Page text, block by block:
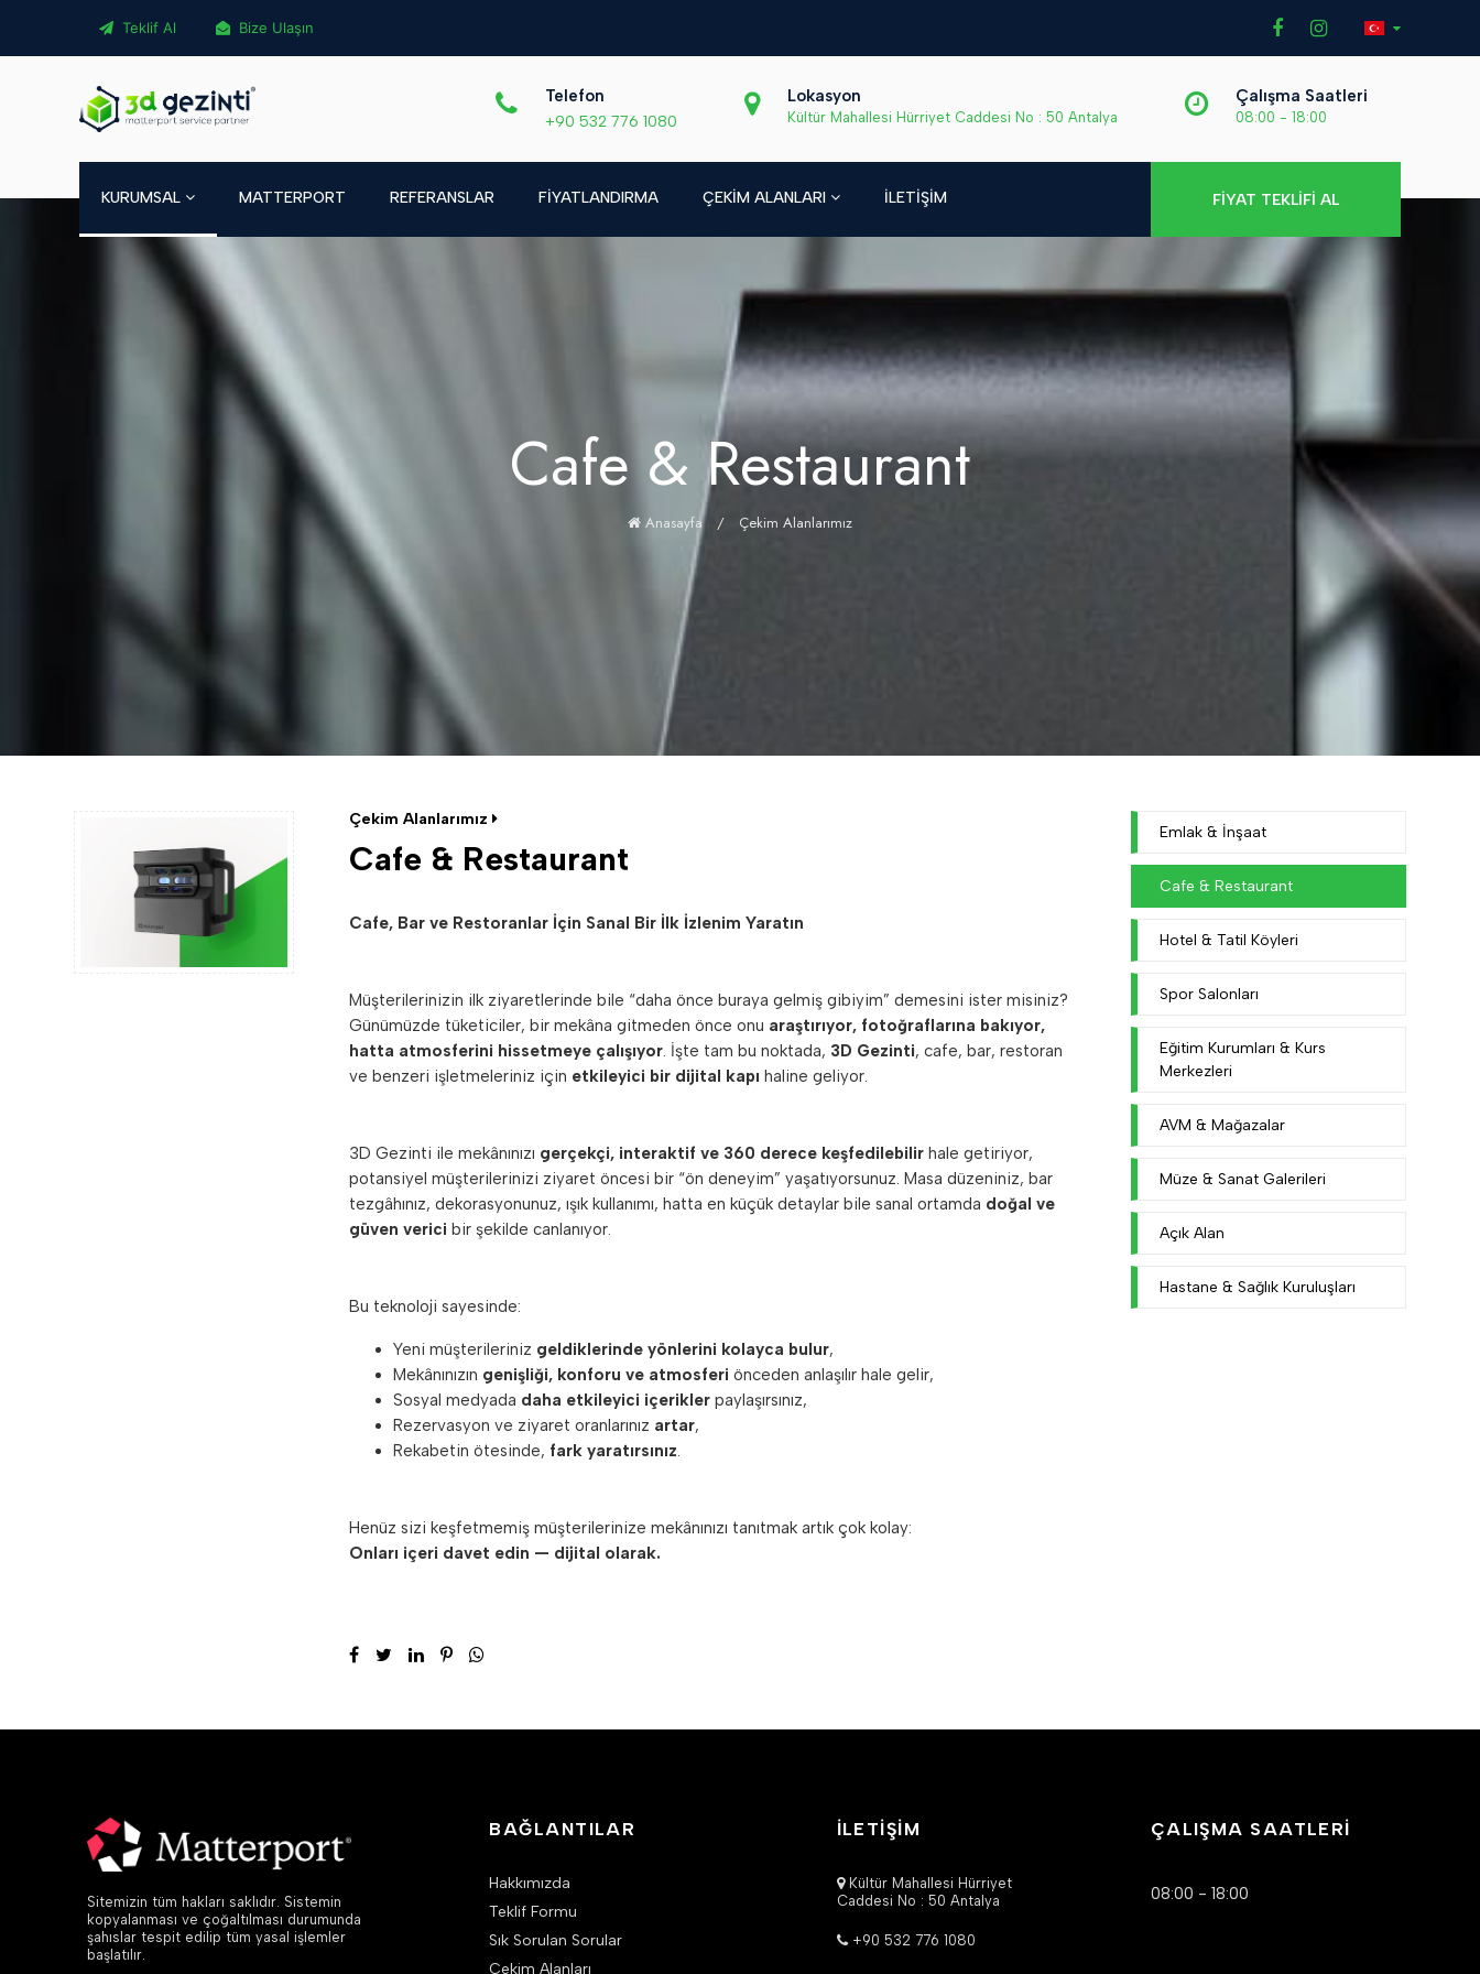
Teklif Al Bize Ulaşın
Telefon
+90 532 776 1080
Lokasyon
Kültür Mahallesi Hürriyet Caddesi No : 50 Antalya
Çalışma Saatleri
08:00 - 18:00
KURUMSAL MATTERPORT REFERANSLAR FİYATLANDIRMA ÇEKİM ALANLARI İLETİŞİM FİYAT TEKLİFİ AL
Cafe & Restaurant
Anasayfa / Çekim Alanlarımız
Çekim Alanlarımız
Cafe & Restaurant
Cafe, Bar ve Restoranlar İçin Sanal Bir İlk İzlenim Yaratın
Müşterilerinizin ilk ziyaretlerinde bile “daha önce buraya gelmiş gibiyim” demesini ister misiniz?
Günümüzde tüketiciler, bir mekâna gitmeden önce onu araştırıyor, fotoğraflarına bakıyor,
hatta atmosferini hissetmeye çalışıyor. İşte tam bu noktada, 3D Gezinti, cafe, bar, restoran
ve benzeri işletmeleriniz için etkileyici bir dijital kapı haline geliyor.
3D Gezinti ile mekânınızı gerçekçi, interaktif ve 360 derece keşfedilebilir hale getiriyor,
potansiyel müşterilerinizi ziyaret öncesi bir “ön deneyim” yaşatıyorsunuz. Masa düzeniniz, bar
tezgâhınız, dekorasyonunuz, ışık kullanımı, hatta en küçük detaylar bile sanal ortamda doğal ve
güven verici bir şekilde canlanıyor.
Bu teknoloji sayesinde:
Yeni müşterileriniz geldiklerinde yönlerini kolayca bulur,
Mekânınızın genişliği, konforu ve atmosferi önceden anlaşılır hale gelir,
Sosyal medyada daha etkileyici içerikler paylaşırsınız,
Rezervasyon ve ziyaret oranlarınız artar,
Rekabetin ötesinde, fark yaratırsınız.
Henüz sizi keşfetmemiş müşterilerinize mekânınızı tanıtmak artık çok kolay:
Onları içeri davet edin — dijital olarak.
Emlak & İnşaat
Cafe & Restaurant
Hotel & Tatil Köyleri
Spor Salonları
Eğitim Kurumları & Kurs
Merkezleri
AVM & Mağazalar
Müze & Sanat Galerileri
Açık Alan
Hastane & Sağlık Kuruluşları
Sitemizin tüm hakları saklıdır. Sistemin
kopyalanması ve çoğaltılması durumunda
şahıslar tespit edilip tüm yasal işlemler
başlatılır.
BAĞLANTILAR
Hakkımızda
Teklif Formu
Sık Sorulan Sorular
Çekim Alanları
İLETİŞİM
Kültür Mahallesi Hürriyet
Caddesi No : 50 Antalya
+90 532 776 1080
ÇALIŞMA SAATLERİ
08:00 - 18:00